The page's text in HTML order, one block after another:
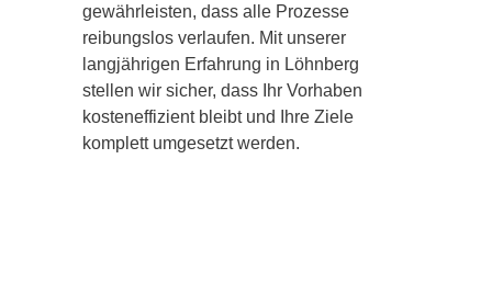
gewährleisten, dass alle Prozesse
reibungslos verlaufen. Mit unserer
langjährigen Erfahrung in Löhnberg
stellen wir sicher, dass Ihr Vorhaben
kosteneffizient bleibt und Ihre Ziele
komplett umgesetzt werden.